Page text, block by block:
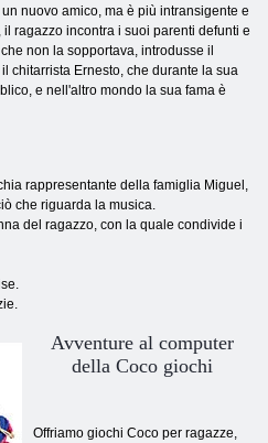
nuovo amico, ma è più intransigente e
ragazzo incontra i suoi parenti defunti e
non la sopportava, introdusse il
chitarrista Ernesto, che durante la sua
e nell'altro mondo la sua fama è
rappresentante della famiglia Miguel,
che riguarda la musica.
del ragazzo, con la quale condivide i
Avventure al computer
della Coco giochi
Offriamo giochi Coco per ragazze,